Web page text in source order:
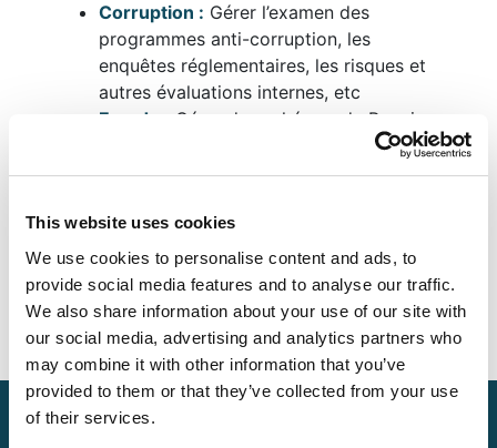
This website uses cookies
We use cookies to personalise content and ads, to
provide social media features and to analyse our traffic.
We also share information about your use of our site with
our social media, advertising and analytics partners who
may combine it with other information that you’ve
provided to them or that they’ve collected from your use
of their services.
Corruption : Gérer l’examen des
programmes anti-corruption, les
enquêtes réglementaires, les risques et
autres évaluations internes, etc
Fraude :
Gérer des schémas de Ponzi,
des faillites, des enquêtes sur les
lanceurs d’alerte, des détournements
soutien en litige dès aujourd’hui. Contactez-
nous. Voir ci-dessous.